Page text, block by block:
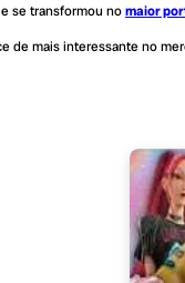
e se transformou nomaior
de mais interessante no